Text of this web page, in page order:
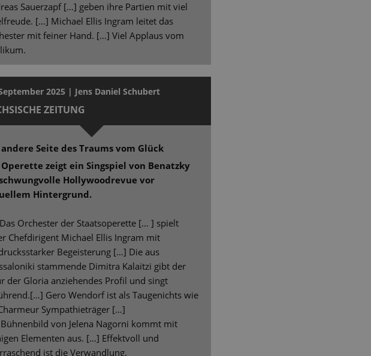
Sauerzapf […] geben ihre Partien mit viel
[…] Michael Ellis Ingram leitet das
mit feiner Hand. […] Viel Applaus vom
2025 | Jens Daniel Schubert
ZEITUNG
Seite des Traums vom Glück
Operette zeigt ein Singspiel von Benatzky
Hollywoodrevue vor
Hintergrund.
Orchester der Staatsoperette [… ] spielt
Chefdirigent Michael Ellis Ingram mit
Begeisterung […] Die aus
stammende Dimitra Kalaitzi gibt der
der Gloria anziehendes Profil und singt
Gero Wendorf ist als Taugenichts wie
Sympathieträger […]
von Jelena Nagorni kommt mit
Elementen aus. […] Effektvoll und
ist die Verwandlung.